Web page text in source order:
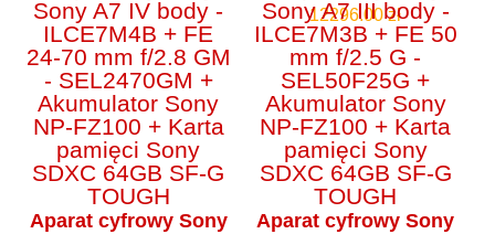
12296.00 zł
Aparat cyfrowy Sony
Aparat cyfrowy Sony